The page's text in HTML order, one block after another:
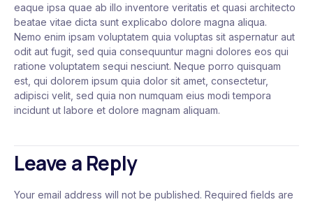
eaque ipsa quae ab illo inventore veritatis et quasi architecto
beatae vitae dicta sunt explicabo dolore magna aliqua.
Nemo enim ipsam voluptatem quia voluptas sit aspernatur aut
odit aut fugit, sed quia consequuntur magni dolores eos qui
ratione voluptatem sequi nesciunt. Neque porro quisquam
est, qui dolorem ipsum quia dolor sit amet, consectetur,
adipisci velit, sed quia non numquam eius modi tempora
incidunt ut labore et dolore magnam aliquam.
Leave a Reply
Your email address will not be published. Required fields are